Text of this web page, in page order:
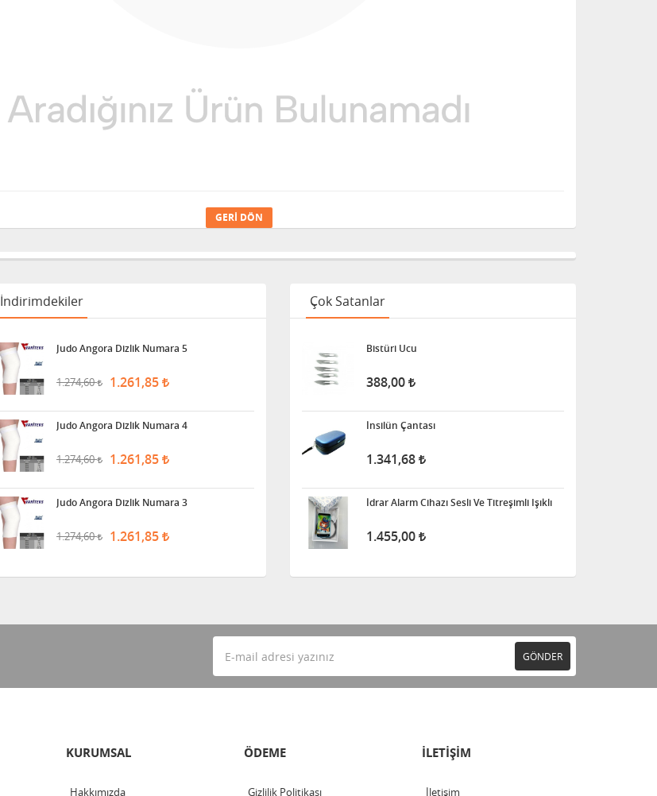
GERI DÖN
İndirimdekiler
Judo Angora Dizlik Numara 5
1.274,60 1.261,85
Judo Angora Dizlik Numara 4
1.274,60 1.261,85
Judo Angora Dizlik Numara 3
1.274,60 1.261,85
Çok Satanlar
Bistüri Ucu
388,00
İnsilün Çantası
1.341,68
İdrar Alarm Cihazı Sesli Ve Titreşimli Işıklı
1.455,00
GÖNDER
KURUMSAL
Hakkımızda
ÖDEME
Gizlilik Politikası
İLETİŞİM
İletişim